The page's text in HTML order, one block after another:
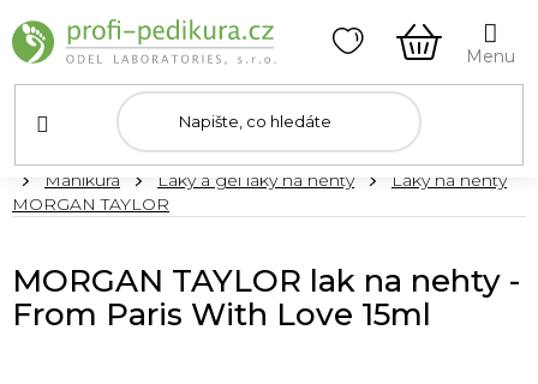
na
obsah
NÁKUPNÍ
KOŠÍK
DomůManikúra Laky a gel laky na nehty
Laky na nehty
MORGAN TAYLOR
MORGAN TAYLOR lak na nehty -
From Paris With Love 15ml